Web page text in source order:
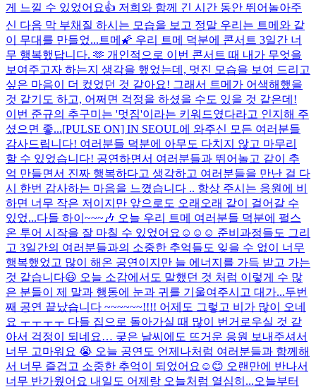
게 느낄 수 있었어요👍 저희와 함께 긴 시간 동안 뛰어놀아주
신 다음 막 부채질 하시는 모습을 보고 정말 우리는 트메와 같
이 무대를 만들었... 트메🌠 우리 트메 덕분에 콘서트 3일간 너
무 행복했답니다. 🫶 개인적으로 이번 콘서트 때 내가 무엇을
보여주고자 하는지 생각을 했었는데, 멋진 모습을 보여 드리고
싶은 마음이 더 컸었던 것 같아요! 그래서 트메가 어색해했을
것 같기도 하고, 어쩌면 걱정을 하셨을 수도 있을 것 같은데!
이번 준규의 추구미는 '멋짐'이라는 키워드였다라고 인지해 주
셨으면 좋...[PULSE ON] IN SEOUL에 와주신 모든 여러분들
감사드립니다! 여러분들 덕분에 아무도 다치지 않고 마무리
할 수 있었습니다! 공연하면서 여러분들과 뛰어놀고 같이 추
억 만들면서 진짜 행복하다고 생각하고 여러분들을 만난 걸 다
시 한번 감사하는 마음을 느꼈습니다 .. 항상 주시는 응원에 비
하면 너무 작은 저이지만 앞으로도 오래오래 같이 걸어갈 수
있었...다들 하이~~~🎶 오늘 우리 트메 여러분들 덕분에 펄스
온 투어 시작을 잘 마칠 수 있었어요☺️☺️☺️ 준비과정들도 그리
고 3일간의 여러분들과의 소중한 추억들도 잊을 수 없이 너무
행복했었고 많이 해온 공연이지만 늘 에너지를 가득 받고 가는
것 같습니다😃 오늘 소감에서도 말했던 것 처럼 이렇게 수 많
은 분들이 제 말과 행동에 눈과 귀를 기울여주시고 대가...두번
째 공연 끝났습니다 ~~~~~~!!!! 어제도 그렇고 비가 많이 오네
요 ㅜㅜㅜㅜ 다들 집으로 돌아가실 때 많이 번거로우실 것 같
아서 걱정이 되네요… 궂은 날씨에도 뜨거운 응원 보내주셔서
너무 고마워요 😭 오늘 공연도 언제나처럼 여러분들과 함께해
서 너무 즐겁고 소중한 추억이 되었어요☺️😊 오랜만에 반나서
너무 반가웠어요 내일도 어제랑 오늘처럼 열심히...오늘부터